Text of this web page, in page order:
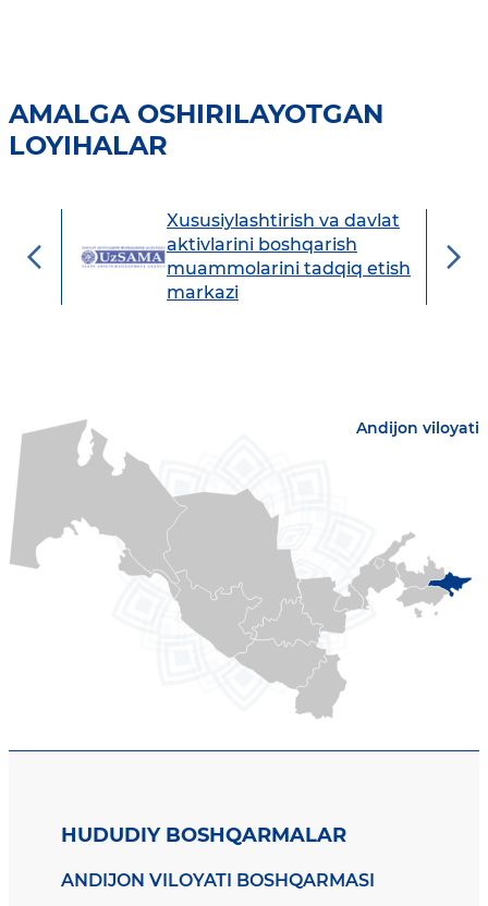
AMALGA OSHIRILAYOTGAN
LOYIHALAR
Xususiylashtirish va davlat
aktivlarini boshqarish
muammolarini tadqiq etish
markazi
Andijon viloyati
HUDUDIY BOSHQARMALAR
ANDIJON VILOYATI BOSHQARMASI